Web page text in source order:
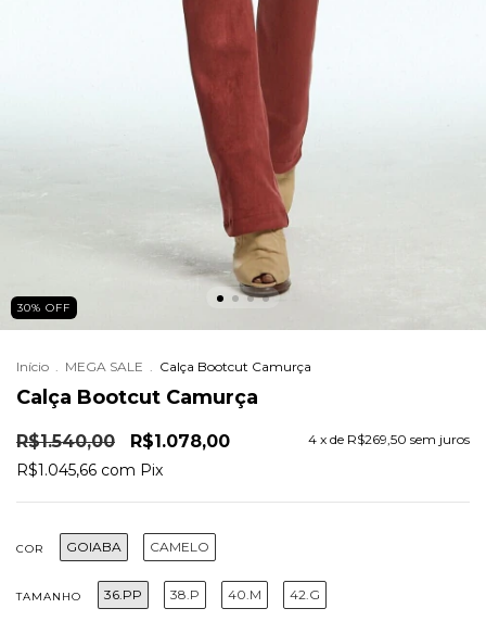
30% OFF
Início . MEGA SALE . Calça Bootcut Camurça
Calça Bootcut Camurça
R$1.540,00 R$1.078,00 4 x de R$269,50 sem juros
R$1.045,66 com Pix
COR GOIABA CAMELO
TAMANHO 36.PP 38.P 40.M 42.G